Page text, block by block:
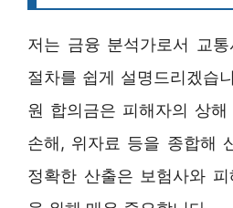
저는 금융 분석가로서 교
절차를 쉽게 설명드리겠습
원 합의금은 피해자의 상
손해, 위자료 등을 종합해
정확한 산출은 보험사와